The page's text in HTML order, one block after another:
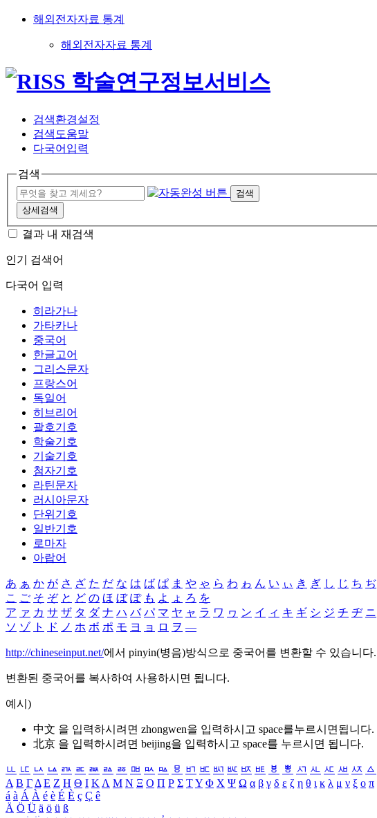
해외전자자료 통계
해외전자자료 통계
검색환경설정
검색도움말
다국어입력
검색
검색
상세검색
결과 내 재검색
인기 검색어
다국어 입력
히라가나
가타카나
중국어
한글고어
그리스문자
프랑스어
독일어
히브리어
괄호기호
학술기호
기술기호
첨자기호
라틴문자
러시아문자
단위기호
일반기호
로마자
아랍어
あ ぁ か が さ ざ た だ な は ば ぱ ま や ゃ ら わ ゎ ん い ぃ き ぎ し じ ち ぢ
こ ご そ ぞ と ど の ほ ぼ ぽ も よ ょ ろ を
ア ァ カ サ ザ タ ダ ナ ハ バ パ マ ヤ ャ ラ ワ ヮ ン イ ィ キ ギ シ ジ チ ヂ ニ
ソ ゾ ト ド ノ ホ ボ ポ モ ヨ ョ ロ ヲ ―
http://chineseinput.net/에서 pinyin(병음)방식으로 중국어를 변환할 수 있습니다.
변환된 중국어를 복사하여 사용하시면 됩니다.
예시)
中文 을 입력하시려면 zhongwen을 입력하시고 space를누르시면됩니다.
北京 을 입력하시려면 beijing을 입력하시고 space를 누르시면 됩니다.
ㅥ ㅦ ㅧ ㅨ ㅩ ㅪ ㅫ ㅬ ㅭ ㅮ ㅯ ㅰ ㅱ ㅲ ㅳ ㅴ ㅵ ㅶ ㅷ ㅸ ㅹ ㅺ ㅻ ㅼ ㅽ ㅾ ㅿ
Α Β ΓΔ Ε Ζ Η Θ Ι ΚΛ Μ Ν Ξ Ο Π Ρ Σ ΤΥ Φ Χ Ψ Ω α β γ δ ε ζ η θ ι κ λ μ ν ξ ο π
á à Á À é è É È ç Ç ê
Ä Ö Ü ä ö ü ß